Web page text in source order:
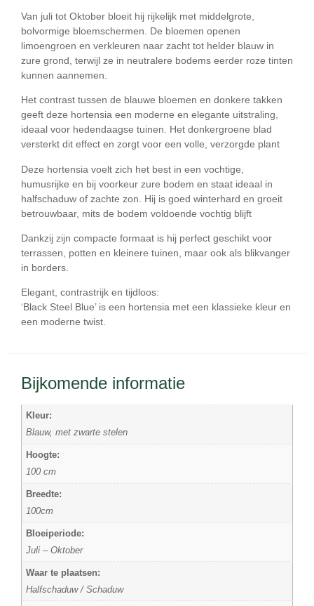
Van juli tot Oktober bloeit hij rijkelijk met middelgrote,
bolvormige bloemschermen. De bloemen openen
limoengroen en verkleuren naar zacht tot helder blauw in
zure grond, terwijl ze in neutralere bodems eerder roze tinten
kunnen aannemen.
Het contrast tussen de blauwe bloemen en donkere takken
geeft deze hortensia een moderne en elegante uitstraling,
ideaal voor hedendaagse tuinen. Het donkergroene blad
versterkt dit effect en zorgt voor een volle, verzorgde plant
Deze hortensia voelt zich het best in een vochtige,
humusrijke en bij voorkeur zure bodem en staat ideaal in
halfschaduw of zachte zon . Hij is goed winterhard en groeit
betrouwbaar, mits de bodem voldoende vochtig blijft
Dankzij zijn compacte formaat is hij perfect geschikt voor
terrassen, potten en kleinere tuinen , maar ook als blikvanger
in borders.
Elegant, contrastrijk en tijdloos:
‘Black Steel Blue’ is een hortensia met een klassieke kleur en
een moderne twist.
Bijkomende informatie
Kleur:
Blauw, met zwarte stelen
Hoogte:
100 cm
Breedte:
100cm
Bloeiperiode:
Juli – Oktober
Waar te plaatsen:
Halfschaduw / Schaduw